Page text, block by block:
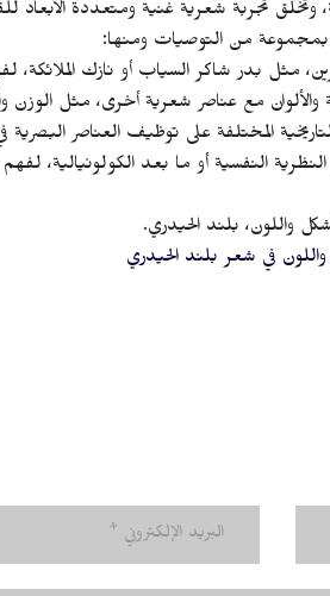
وتخلق تجربة شعرية غنية ومتعددة الأبعاد
من التوصيات ومنها:
مثل بدر شاكر السياب أو نازك الملائكة،
مع عناصر شعرية أخرى، مثل الوزن
المختلفة على توظيف العناصر البصرية
النفسية أو ما بعد الكولونيالية، لفهم
واللون، بلند الحيدري.
في شعر بلند الحيدري